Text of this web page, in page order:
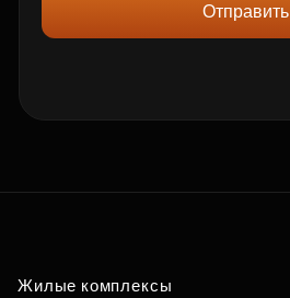
Отправить
Жилые комплексы